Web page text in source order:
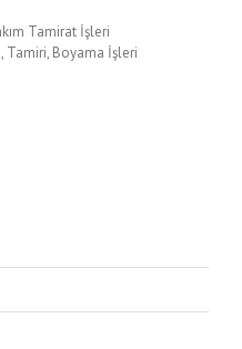
Tamirat İşleri
Tamiri, Boyama İşleri